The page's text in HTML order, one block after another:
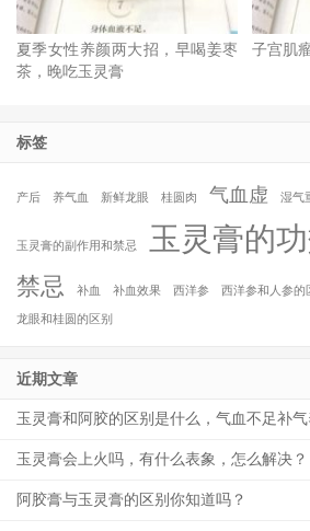
夏季女性养颜两大招，早喝姜枣
茶，晚吃玉灵膏
子宫肌
标签
产后 养气血 新鲜龙眼 桂圆肉 气血虚 湿气
玉灵膏的副作用和禁忌 玉灵膏的
禁忌 补血 补血效果 西洋参 西洋参和人参的
龙眼和桂圆的区别
近期文章
玉灵膏和阿胶的区别是什么，气血不足补
玉灵膏会上火吗，有什么表象，怎么解决？
阿胶膏与玉灵膏的区别你知道吗？